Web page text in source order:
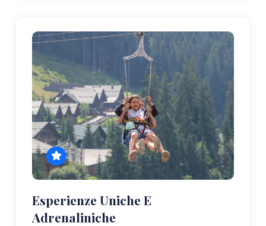
Esperienze Uniche E
Adrenaliniche